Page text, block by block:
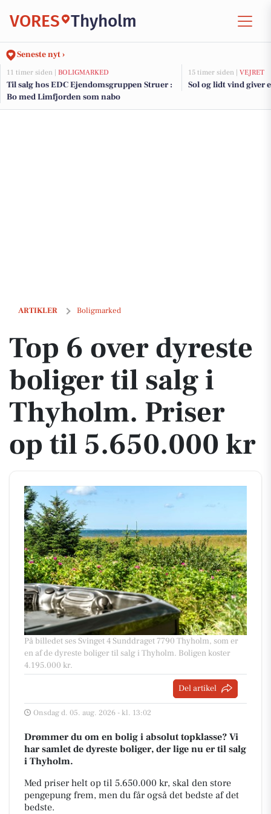
VORES Thyholm
Seneste nyt ›
11 timer siden | BOLIGMARKED
Til salg hos EDC Ejen­doms­grup­pen Struer :
Bo med Limfjorden som nabo
15 timer siden | VEJRET
Sol og lidt vind giver
ARTIKLER Boligmarked
Top 6 over dyreste boliger til salg i Thyholm. Priser op til 5.650.000
Top 6 over dyreste
boliger til salg i
Thyholm. Priser
op til 5.650.000 kr
På billedet ses Svinget 4 Sunddraget 7790 Thyholm, som er
en af de dyreste boliger til salg i Thyholm. Boligen koster
4.195.000 kr.
Del artikel
Onsdag d. 05. aug. 2026 - kl. 13:02
Drømmer du om en bolig i absolut topklasse? Vi
har samlet de dyreste boliger, der lige nu er til salg
i Thyholm.
Med priser helt op til 5.650.000 kr, skal den store
pengepung frem, men du får også det bedste af det
bedste.